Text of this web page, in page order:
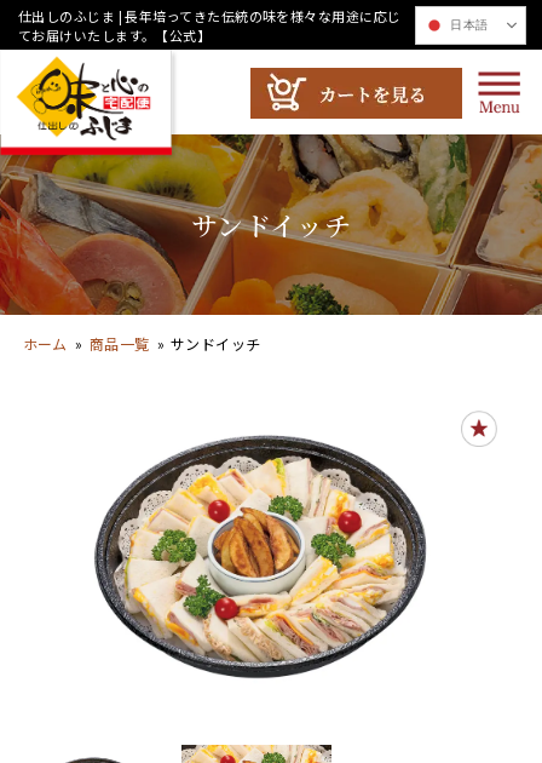
ン
ン
ツ
へ
ス
キ
ッ
プ
仕出しのふじま | 長年培ってきた伝統の味を様々な用途に応じ
てお届けいたします。【公式】
日本語
サンドイッチ
ホーム » 商品一覧 » サンドイッチ